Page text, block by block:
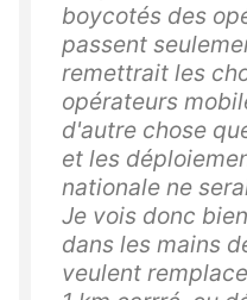
boycotés des
passent
remettrait les
opérateurs
d'autre chose
et les
nationale ne
Je vois donc
dans les mains
veulent